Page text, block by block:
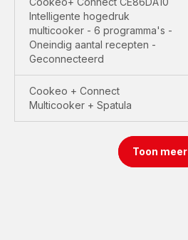
Intelligente hogedruk
multicooker - 6 programma's -
Oneindig aantal recepten -
Geconnecteerd
Cookeo + Connect
Multicooker + Spatula
Toon meer